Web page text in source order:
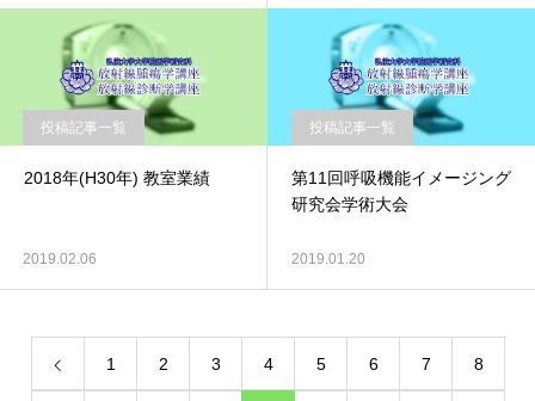
投稿記事一覧
2018年(H30年) 教室業績
2019.02.06
投稿記事一覧
第11回呼吸機能イメージング
研究会学術大会
2019.01.20
1 2 3 4 5 6 7 8